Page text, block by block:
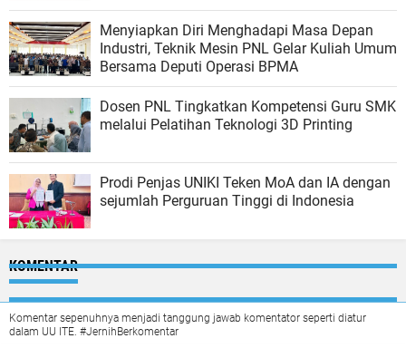
Menyiapkan Diri Menghadapi Masa Depan
Industri, Teknik Mesin PNL Gelar Kuliah Umum
Bersama Deputi Operasi BPMA
Dosen PNL Tingkatkan Kompetensi Guru SMK
melalui Pelatihan Teknologi 3D Printing
Prodi Penjas UNIKI Teken MoA dan IA dengan
sejumlah Perguruan Tinggi di Indonesia
KOMENTAR
Komentar sepenuhnya menjadi tanggung jawab komentator seperti diatur
dalam UU ITE. #JernihBerkomentar